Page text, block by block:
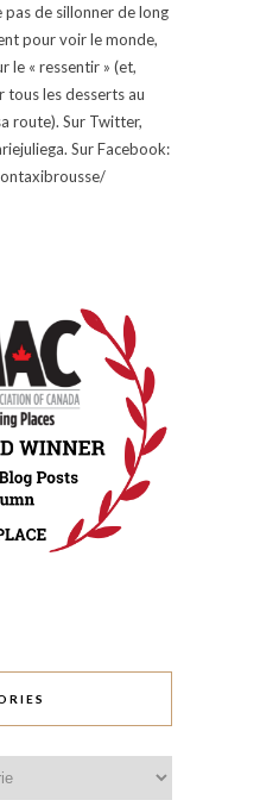
pas de sillonner de long
pour voir le monde,
le « ressentir » (et,
tous les desserts au
route). Sur Twitter,
Sur Facebook: